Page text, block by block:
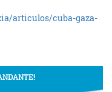
articulos/cuba-gaza-